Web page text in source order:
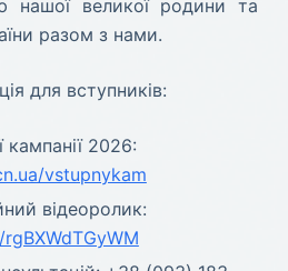
нашої великої родини та
разом з нами.
для вступників:
кампанії 2026:
vstupnykam
відеоролик: